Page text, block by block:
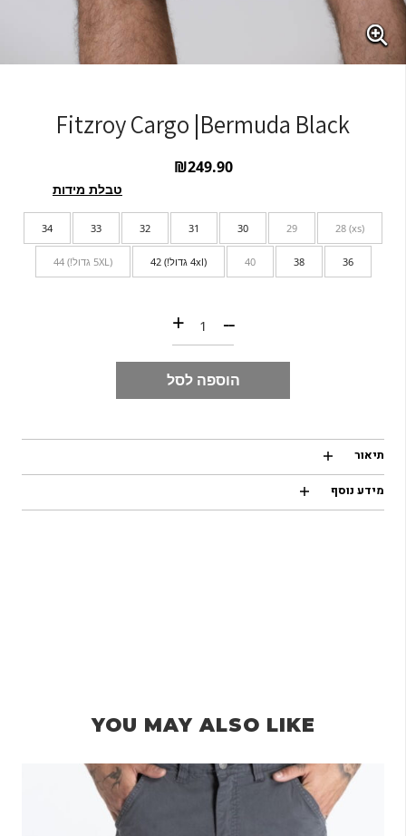
Fitzroy Cargo |Bermuda Black
₪249.90
טבלת מידות
(xs) 28
29
30
31
32
33
34
36
38
40 (4xl גדול!) 42 (5XL גדול!) 44
כמות של Fitzroy Cargo |Bermuda Black --
+
הוספה לסל
תיאור
מידע נוסף
YOU MAY ALSO LIKE